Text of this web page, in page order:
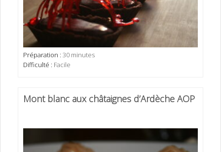
Préparation : 30 minutes
Difficulté : Facile
Mont blanc aux châtaignes d’Ardèche AOP